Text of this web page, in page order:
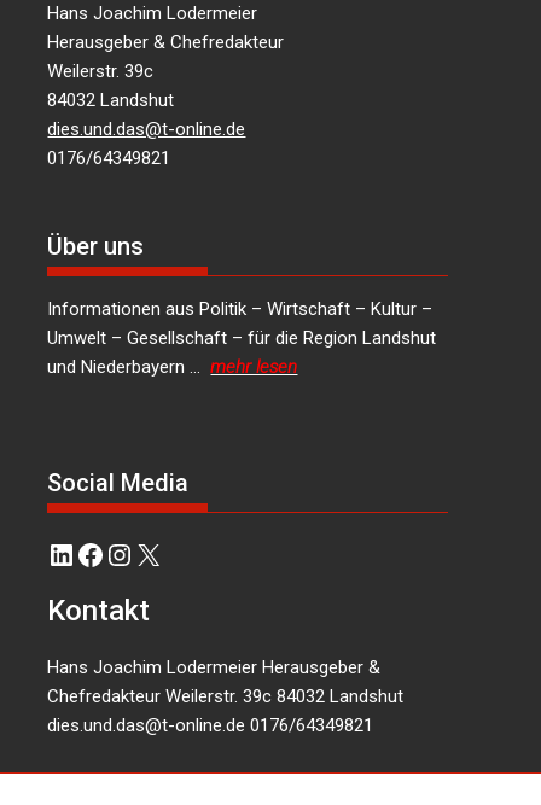
Hans Joachim Lodermeier
Herausgeber & Chefredakteur
Weilerstr. 39c
84032 Landshut
dies.und.das@t-online.de
0176/64349821
Über uns
Informationen aus Politik – Wirtschaft – Kultur –
Umwelt – Gesellschaft – für die Region Landshut
und Niederbayern …mehr lesen
Social Media
LinkedIn
Facebook
Instagram
X
Kontakt
Hans Joachim Lodermeier Herausgeber &
Chefredakteur Weilerstr. 39c 84032 Landshut
dies.und.das@t-online.de 0176/64349821